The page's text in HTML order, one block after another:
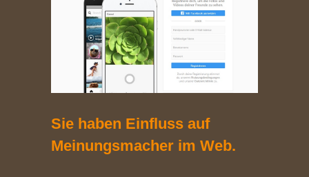
Sie haben Einfluss auf
Meinungsmacher im Web.